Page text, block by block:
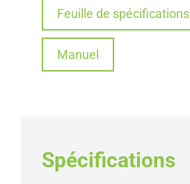
Feuille de spécifications
Manuel
Spécifications